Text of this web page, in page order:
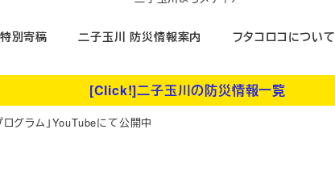
特別寄稿 二子玉川 防災情報案内 フタコロコについて
[Click!]二子玉川の防災情報一覧
グラム」YouTubeにて公開中